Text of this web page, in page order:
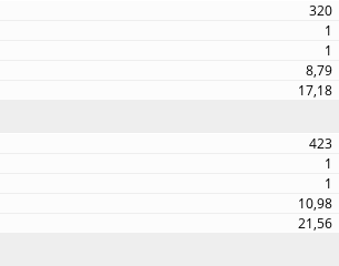
320
1
1
8,79
17,18
423
1
1
10,98
21,56